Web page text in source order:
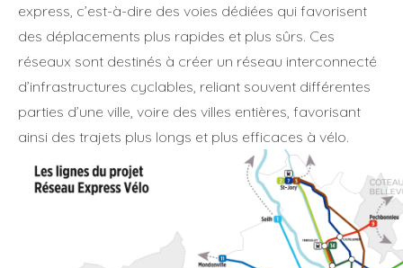
express, c’est-à-dire des voies dédiées qui favorisent
des déplacements plus rapides et plus sûrs. Ces
réseaux sont destinés à créer un réseau interconnecté
d’infrastructures cyclables, reliant souvent différentes
parties d’une ville, voire des villes entières, favorisant
ainsi des trajets plus longs et plus efficaces à vélo.